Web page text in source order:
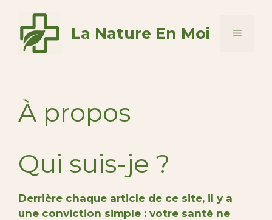
contenu
La Nature En Moi Menu
À propos
Qui suis-je ?
Derrière chaque article de ce site, il y a
une conviction simple : votre santé ne